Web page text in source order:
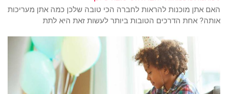
האם אתן מוכנות להראות לחברה הכי טובה שלכן כמה אתן מעריכות
אותה? אחת הדרכים הטובות ביותר לעשות זאת היא לתת